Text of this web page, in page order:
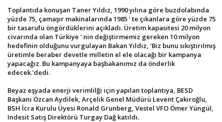
n
Toplantıda konuşan Taner Yıldız, 1990 yılına göre buzdolabında
yüzde 75, çamaşır makinalarında 1985 ' te çıkanlara göre yüzde 75
bir tasarufu öngördüklerini açıkladı. Üretim kapasitesi 20 milyon
civarında olan Türkiye ' nin değiştirmemiz gereken 10 milyon
hedefinin olduğunu vurgulayan Bakan Yıldız, 'Biz bunu sıkıştırılmış
üretimle beraber devetle milletin el ele olacağı bir kampanya
yapacağız. Bu kampanyaya başbakanımız da önderlik
edecek.'dedi.
Beyaz eşyada enerji verimlilği için yapılan toplantıya, BESD
Başkanı Özcan Aydilek, Arçelik Genel Müdürü Levent Çakıroğlu,
BSH İcra Kurulu Üyesi Ronald Grunberg, Vestel VFO Ömer Yüngül,
Indesit Satış Direktörü Turgay Dağ katıldı.